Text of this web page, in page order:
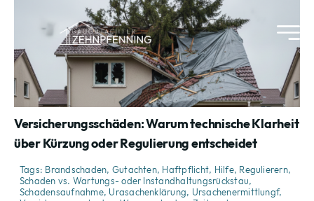
content
Versicherungsschäden: Warum technische Klarheit
über Kürzung oder Regulierung entscheidet
Tags: Brandschaden, Gutachten, Haftpflicht, Hilfe, Regulierern,
Schaden vs. Wartungs- oder Instandhaltungsrückstau,
Schadensaufnahme, Urasachenklärung, Ursachenermittlungf,